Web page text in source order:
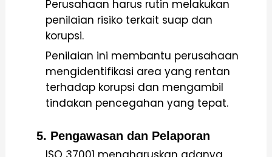
Perusahaan harus rutin melakukan
penilaian risiko terkait suap dan
korupsi.
Penilaian ini membantu perusahaan
mengidentifikasi area yang rentan
terhadap korupsi dan mengambil
tindakan pencegahan yang tepat.
5. Pengawasan dan Pelaporan